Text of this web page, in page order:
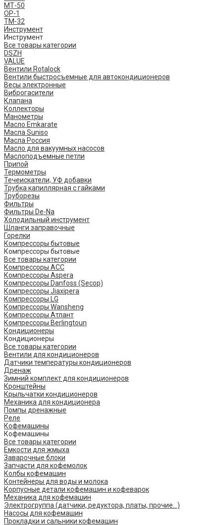
МТ-50
ОР-1
ТМ-32
Инструмент
Инструмент
Все товары категории
DSZH
VALUE
Вентили Rotalock
Вентили быстросъемные для автокондиционеров
Весы электронные
Виброгасители
Клапана
Коллекторы
Манометры
Масло Emkarate
Масла Suniso
Масла Россия
Масло для вакуумных насосов
Маслоподъемные петли
Припой
Термометры
Течеискатели, УФ добавки
Трубка капиллярная с гайками
Труборезы
Фильтры
Фильтры De-Na
Холодильный инструмент
Шланги заправочные
Горелки
Компрессоры бытовые
Компрессоры бытовые
Все товары категории
Компрессоры ACC
Компрессоры Aspera
Компрессоры Danfoss (Secop)
Компрессоры Jiaxipera
Компрессоры LG
Компрессоры Wansheng
Компрессоры Атлант
Компрессоры Berlingtoun
Кондиционеры
Кондиционеры
Все товары категории
Вентили для кондиционеров
Датчики температуры кондиционеров
Дренаж
Зимний комплект для кондиционеров
Кронштейны
Крыльчатки кондиционеров
Механика для кондиционера
Помпы дренажные
Реле
Кофемашины
Кофемашины
Все товары категории
Емкости для жмыха
Заварочные блоки
Запчасти для кофемолок
Колбы кофемашин
Контейнеры для воды и молока
Корпусные детали кофемашин и кофеварок
Механика для кофемашин
Электрогруппа (датчики, редуктора, платы, прочие...)
Насосы для кофемашин
Прокладки и сальники кофемашин